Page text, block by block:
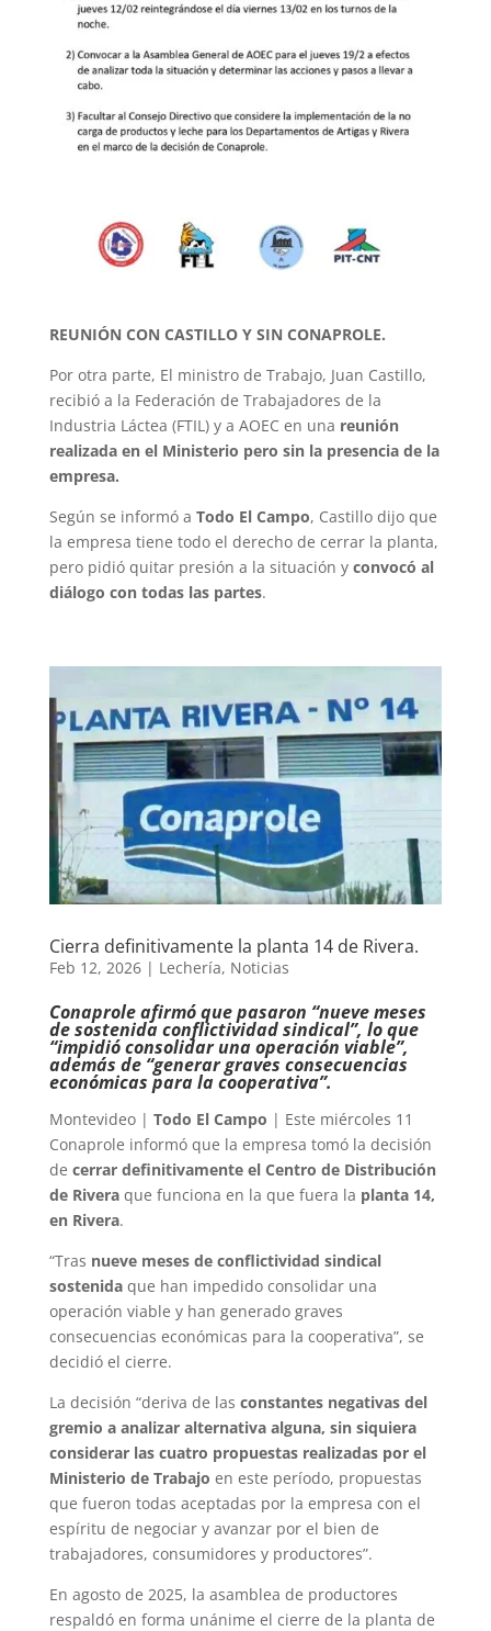
REUNIÓN CON CASTILLO Y SIN CONAPROLE.
Por otra parte, El ministro de Trabajo, Juan Castillo,
recibió a la Federación de Trabajadores de la
Industria Láctea (FTIL) y a AOEC en una reunión
realizada en el Ministerio pero sin la presencia de la
empresa.
Según se informó a Todo El Campo, Castillo dijo que
la empresa tiene todo el derecho de cerrar la planta,
pero pidió quitar presión a la situación y convocó al
diálogo con todas las partes.
Cierra definitivamente la planta 14 de Rivera.
Feb 12, 2026| Lechería, Noticias
Conaprole afirmó que pasaron “nueve meses
de sostenida conflictividad sindical”, lo que
“impidió consolidar una operación viable”,
además de “generar graves consecuencias
económicas para la cooperativa”.
Montevideo | Todo El Campo | Este miércoles 11
Conaprole informó que la empresa tomó la decisión
de cerrar definitivamente el Centro de Distribución
de Riveraque funciona en la que fuera la planta 14,
en Rivera.
“Tras nueve meses de conflictividad sindical
sostenidaque han impedido consolidar una
operación viable y han generado graves
consecuencias económicas para la cooperativa”, se
decidió el cierre.
La decisión “deriva de las constantes negativas del
gremio a analizar alternativa alguna, sin siquiera
considerar las cuatro propuestas realizadas por el
Ministerio de Trabajo en este período, propuestas
que fueron todas aceptadas por la empresa con el
espíritu de negociar y avanzar por el bien de
trabajadores, consumidores y productores”.
En agosto de 2025, la asamblea de productores
respaldó en forma unánime el cierre de la planta de